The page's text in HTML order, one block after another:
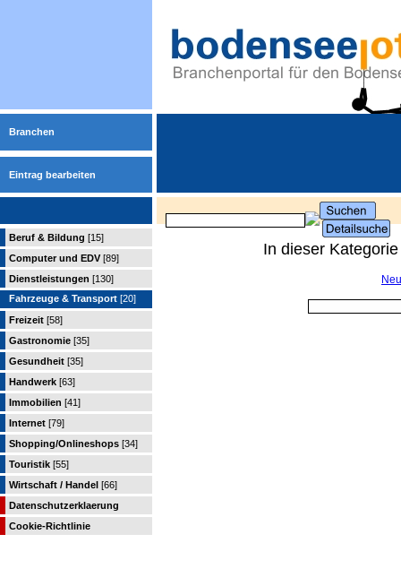
Branchen
Eintrag bearbeiten
Beruf & Bildung [15]
Computer und EDV [89]
Dienstleistungen [130]
Fahrzeuge & Transport [20]
Freizeit [58]
Gastronomie [35]
Gesundheit [35]
Handwerk [63]
Immobilien [41]
Internet [79]
Shopping/Onlineshops [34]
Touristik [55]
Wirtschaft / Handel [66]
Datenschutzerklaerung
Cookie-Richtlinie
In dieser